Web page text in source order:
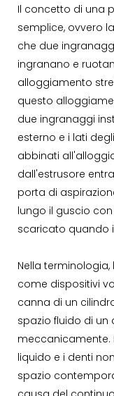
Il concetto di una
semplice, ovvero
che due
ingranano e
alloggiamento
questo
due ingranaggi
esterno e i lati
abbinati
dall'estrusore
porta di
lungo il guscio
scaricato quando
Nella
come dispositivi
canna di un
spazio fluido di un
meccanicamente.
liquido e i denti
spazio